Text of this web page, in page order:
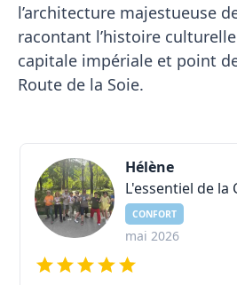
l’architecture majestueuse
racontant l’histoire culturelle
capitale impériale et point
Route de la Soie.
Hélène
L'essentiel de la
CONFORT
mai 2026